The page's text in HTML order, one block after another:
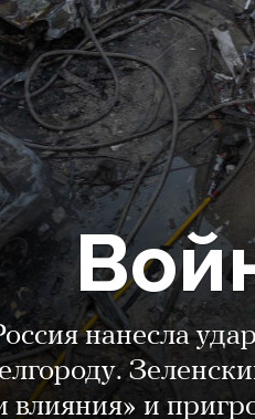
нанесла
влияния» и